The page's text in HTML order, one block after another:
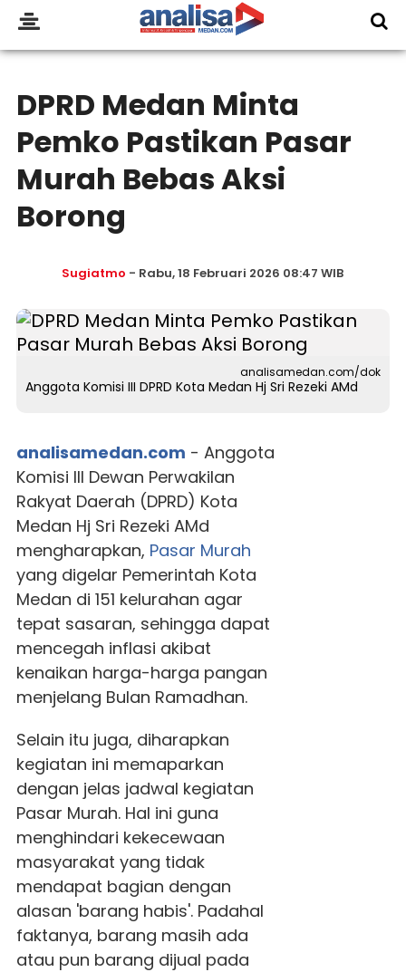
DPRD Medan Minta
Pemko Pastikan Pasar
Murah Bebas Aksi
Borong
Sugiatmo - Rabu, 18 Februari 2026 08:47 WIB
analisamedan.com/dok
Anggota Komisi III DPRD Kota Medan Hj Sri Rezeki AMd
analisamedan.com - Anggota
Komisi III Dewan Perwakilan
Rakyat Daerah (DPRD) Kota
Medan Hj Sri Rezeki AMd
mengharapkan, Pasar Murah
yang digelar Pemerintah Kota
Medan di 151 kelurahan agar
tepat sasaran, sehingga dapat
mencegah inflasi akibat
kenaikan harga-harga pangan
menjelang Bulan Ramadhan.
Selain itu juga, diharapkan
kegiatan ini memaparkan
dengan jelas jadwal kegiatan
Pasar Murah. Hal ini guna
menghindari kekecewaan
masyarakat yang tidak
mendapat bagian dengan
alasan 'barang habis'. Padahal
faktanya, barang masih ada
atau pun barang dijual pada